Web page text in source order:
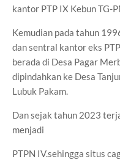
kantor PTP IX Kebun TG-
Kemudian pada tahun
dan sentral kantor eks
berada di Desa Pagar
dipindahkan ke Desa
Lubuk Pakam.
Dan sejak tahun 2023
menjadi
PTPN IV.sehingga situs